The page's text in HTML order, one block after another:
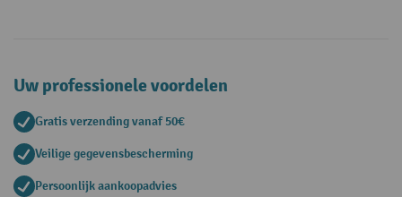
Uw professionele voordelen
Gratis verzending vanaf 50€
Veilige gegevensbescherming
Persoonlijk aankoopadvies